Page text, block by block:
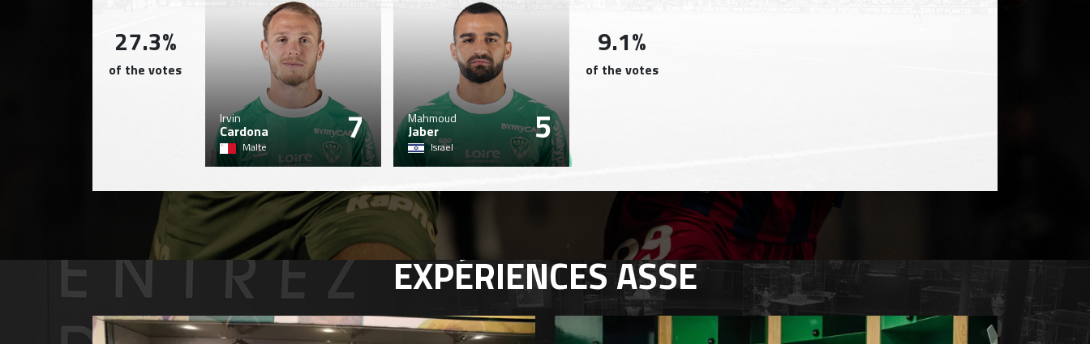
7
Irvin
Cardona
Malte 5
Mahmoud
Jaber
Israel
27.3%
of the votes
9.1%
of the votes
EXPÉRIENCESASSE